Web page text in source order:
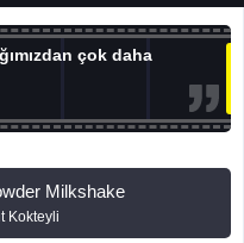
çok daha
Milkshake
Kokteyli